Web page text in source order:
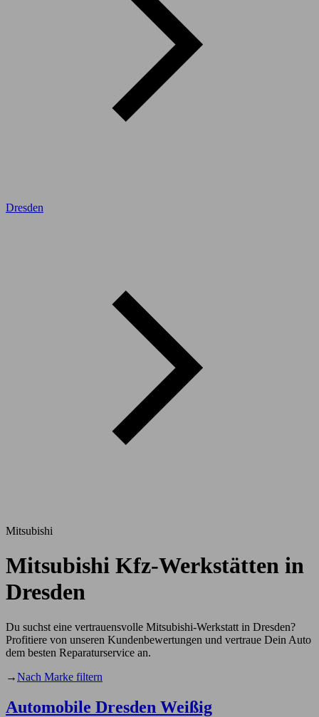
Dresden
Mitsubishi
Mitsubishi Kfz-Werkstätten in
Dresden
Du suchst eine vertrauensvolle Mitsubishi-Werkstatt in Dresden?
Profitiere von unseren Kundenbewertungen und vertraue Dein Auto
dem besten Reparaturservice an.
→Nach Marke filtern
Automobile Dresden Weißig